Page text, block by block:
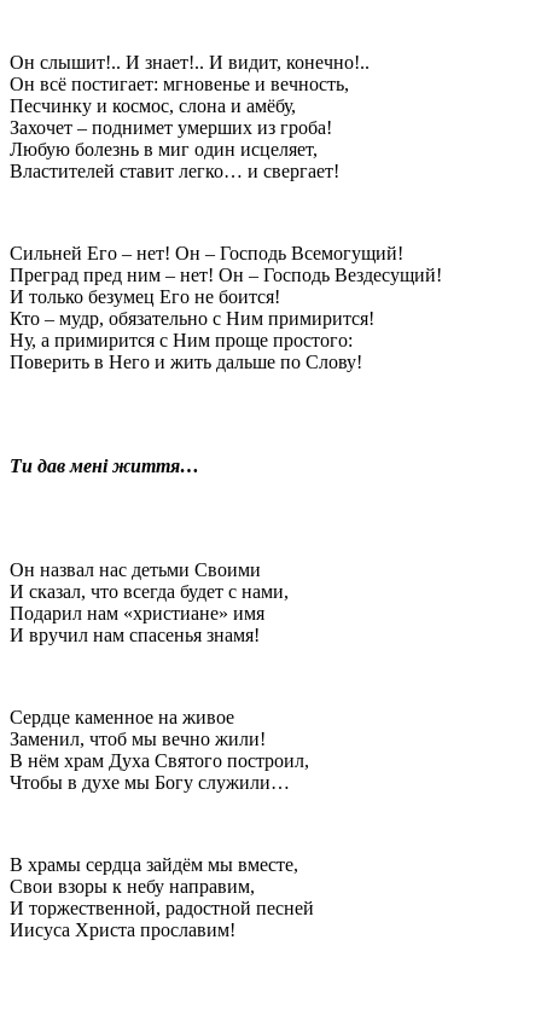
Он слышит!.. И знает!.. И видит, конечно!..
Он всё постигает: мгновенье и вечность,
Песчинку и космос, слона и амёбу,
Захочет – поднимет умерших из гроба!
Любую болезнь в миг один исцеляет,
Властителей ставит легко… и свергает!
Сильней Его – нет! Он – Господь Всемогущий!
Преград пред ним – нет! Он – Господь Вездесущий!
И только безумец Его не боится!
Кто – мудр, обязательно с Ним примирится!
Ну, а примирится с Ним проще простого:
Поверить в Него и жить дальше по Слову!
Ти дав мені життя…
Он назвал нас детьми Своими
И сказал, что всегда будет с нами,
Подарил нам «христиане» имя
И вручил нам спасенья знамя!
Сердце каменное на живое
Заменил, чтоб мы вечно жили!
В нём храм Духа Святого построил,
Чтобы в духе мы Богу служили…
В храмы сердца зайдём мы вместе,
Свои взоры к небу направим,
И торжественной, радостной песней
Иисуса Христа прославим!